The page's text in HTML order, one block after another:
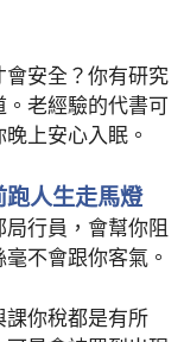
安全？你有研究
老經驗的代書可
上安心入眠。
跑人生走馬燈
行員，會幫你阻
不會跟你客氣。
課你稅都是有所